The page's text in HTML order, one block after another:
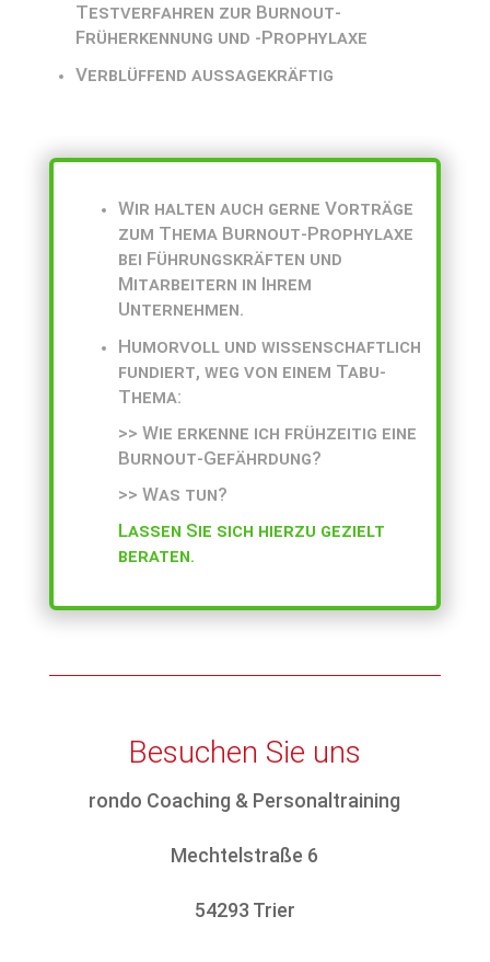
Testverfahren zur Burnout-
Früherkennung und -Prophylaxe
Verblüffend aussagekräftig
Wir halten auch gerne Vorträge
zum Thema Burnout-Prophylaxe
bei Führungskräften und
Mitarbeitern in Ihrem
Unternehmen.
Humorvoll und wissenschaftlich
fundiert, weg von einem Tabu-
Thema:
>> Wie erkenne ich frühzeitig eine
Burnout-Gefährdung?
>> Was tun?
Lassen Sie sich hierzu gezielt
beraten.
Besuchen Sie uns
rondo Coaching & Personaltraining
Mechtelstraße 6
54293 Trier